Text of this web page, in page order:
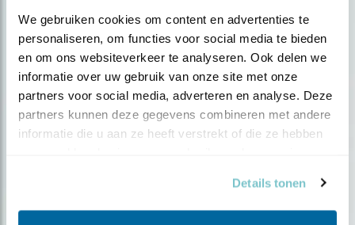
We gebruiken cookies om content en advertenties te
personaliseren, om functies voor social media te bieden
en om ons websiteverkeer te analyseren. Ook delen we
informatie over uw gebruik van onze site met onze
partners voor social media, adverteren en analyse. Deze
partners kunnen deze gegevens combineren met andere
informatie die u aan ze heeft verstrekt of die ze hebben
Details tonen